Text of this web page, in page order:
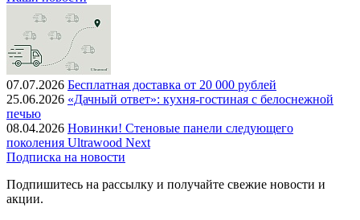
07.07.2026 Бесплатная доставка от 20 000 рублей
25.06.2026 «Дачный ответ»: кухня-гостиная с белоснежной
печью
08.04.2026 Новинки! Стеновые панели следующего
поколения Ultrawood Next
Подписка на новости
Подпишитесь на рассылку и получайте свежие новости и
акции.